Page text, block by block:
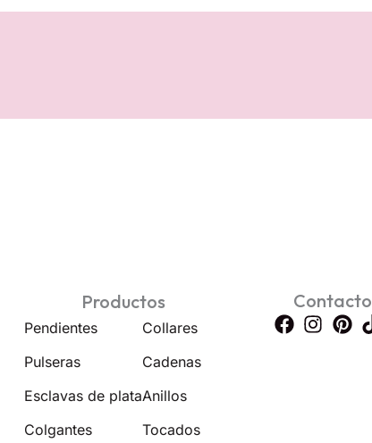
Productos
Pendientes
Pulseras
Esclavas de plata
Colgantes
Collares
Cadenas
Anillos
Tocados
Contacto